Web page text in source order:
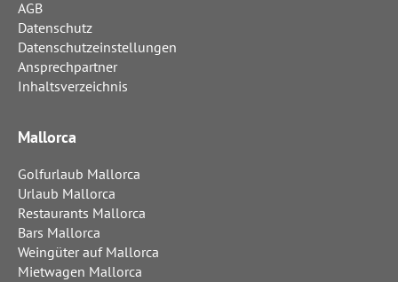
AGB
Datenschutz
Datenschutzeinstellungen
Ansprechpartner
Inhaltsverzeichnis
Mallorca
Golfurlaub Mallorca
Urlaub Mallorca
Restaurants Mallorca
Bars Mallorca
Weingüter auf Mallorca
Mietwagen Mallorca